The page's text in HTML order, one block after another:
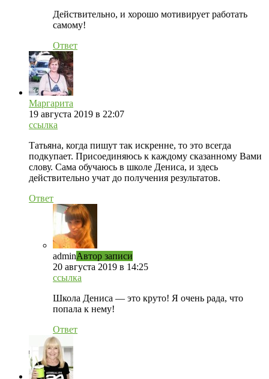
Действительно, и хорошо мотивирует работать
самому!
Ответ
Маргарита
19 августа 2019 в 22:07
ссылка
Татьяна, когда пишут так искренне, то это всегда
подкупает. Присоединяюсь к каждому сказанному Вами
слову. Сама обучаюсь в школе Дениса, и здесь
действительно учат до получения результатов.
Ответ
adminАвтор записи
20 августа 2019 в 14:25
ссылка
Школа Дениса — это круто! Я очень рада, что
попала к нему!
Ответ